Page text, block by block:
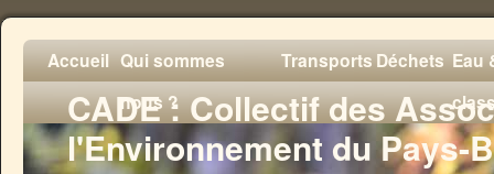
CADE : Collectif des
l'Environnement du Pays-
Accueil Qui sommes
nous ?
TransportsDéchets Eau